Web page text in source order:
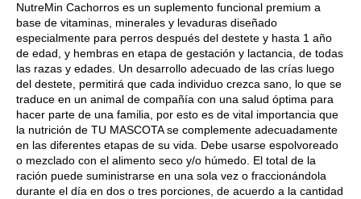
NutreMin Cachorros es un suplemento funcional premium a
base de vitaminas, minerales y levaduras diseñado
especialmente para perros después del destete y hasta 1 año
de edad, y hembras en etapa de gestación y lactancia, de todas
las razas y edades. Un desarrollo adecuado de las crías luego
del destete, permitirá que cada individuo crezca sano, lo que se
traduce en un animal de compañía con una salud óptima para
hacer parte de una familia, por esto es de vital importancia que
la nutrición de TU MASCOTA se complemente adecuadamente
en las diferentes etapas de su vida. Debe usarse espolvoreado
o mezclado con el alimento seco y/o húmedo. El total de la
ración puede suministrarse en una sola vez o fraccionándola
durante el día en dos o tres porciones, de acuerdo a la cantidad